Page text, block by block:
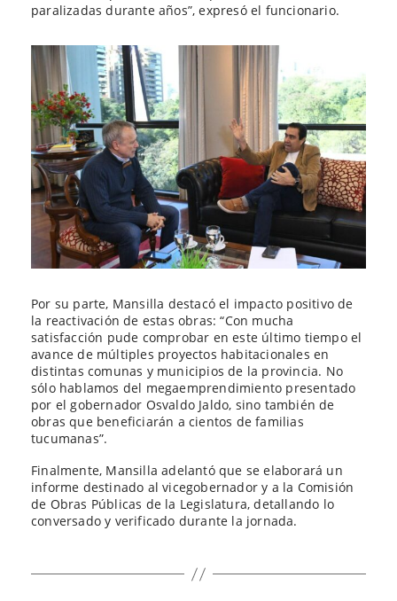
paralizadas durante años”, expresó el funcionario.
Por su parte, Mansilla destacó el impacto positivo de
la reactivación de estas obras: “Con mucha
satisfacción pude comprobar en este último tiempo el
avance de múltiples proyectos habitacionales en
distintas comunas y municipios de la provincia. No
sólo hablamos del megaemprendimiento presentado
por el gobernador Osvaldo Jaldo, sino también de
obras que beneficiarán a cientos de familias
tucumanas”.
Finalmente, Mansilla adelantó que se elaborará un
informe destinado al vicegobernador y a la Comisión
de Obras Públicas de la Legislatura, detallando lo
conversado y verificado durante la jornada.